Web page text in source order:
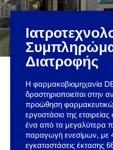
Διατροφής
Η φαρμακοβιομηχανία
δραστηριοποιείται στην
προώθηση
εργοστάσιο της εταιρείας
ένα από τα μεγαλύτερα
παραγωγή ενεσίμων, με
εγκαταστάσεις έκτασης